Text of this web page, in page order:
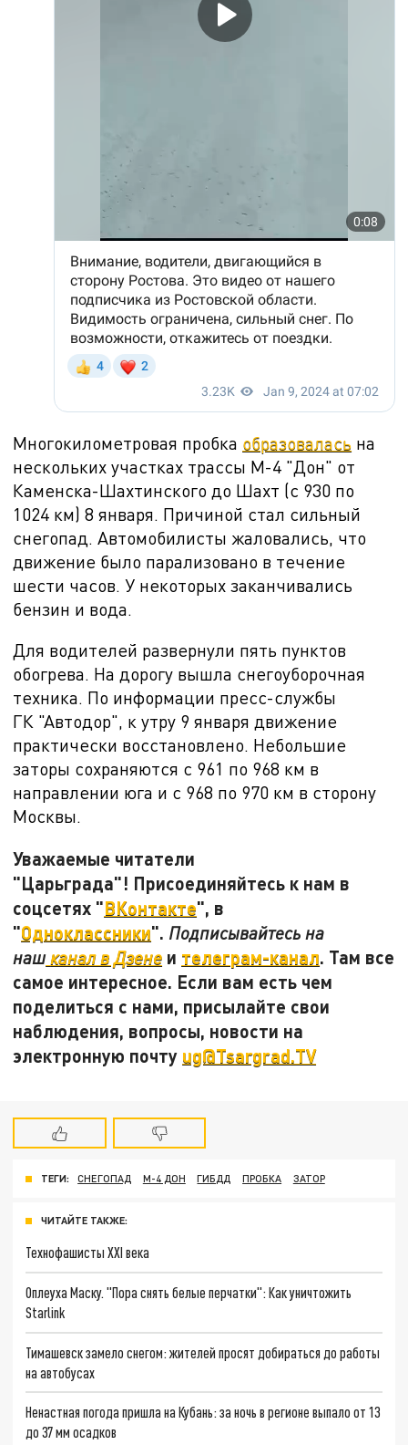
Многокилометровая пробка образовалась на
нескольких участках трассы М-4 "Дон" от
Каменска-Шахтинского до Шахт (с 930 по
1024 км) 8 января. Причиной стал сильный
снегопад. Автомобилисты жаловались, что
движение было парализовано в течение
шести часов. У некоторых заканчивались
бензин и вода.
Для водителей развернули пять пунктов
обогрева. На дорогу вышла снегоуборочная
техника. По информации пресс-службы
ГК "Автодор", к утру 9 января движение
практически восстановлено. Небольшие
заторы сохраняются с 961 по 968 км в
направлении юга и с 968 по 970 км в сторону
Москвы.
Уважаемые читатели
"Царьграда"! Присоединяйтесь к нам в
соцсетях "ВКонтакте", в
"Одноклассники". Подписывайтесь на
наш канал в Дзене и телеграм-канал. Там все
самое интересное. Если вам есть чем
поделиться с нами, присылайте свои
наблюдения, вопросы, новости на
электронную почту ug@Tsargrad.TV
ТЕГИ: СНЕГОПАД М-4 ДОН ГИБДД ПРОБКА ЗАТОР
ЧИТАЙТЕ ТАКЖЕ:
Технофашисты XXI века
Оплеуха Маску. "Пора снять белые перчатки": Как уничтожить
Starlink
Тимашевск замело снегом: жителей просят добираться до работы
на автобусах
Ненастная погода пришла на Кубань: за ночь в регионе выпало от 13
до 37 мм осадков